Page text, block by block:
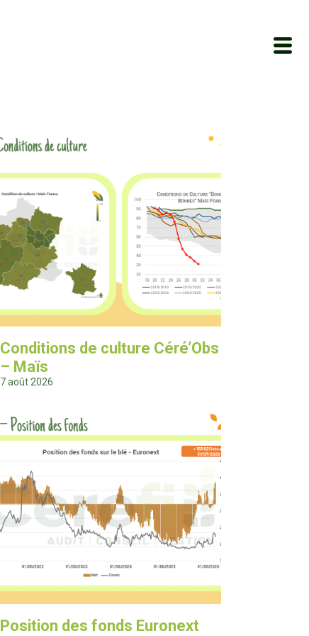
Conditions de culture Céré’Obs
– Maïs
7 août 2026
Position des fonds Euronext